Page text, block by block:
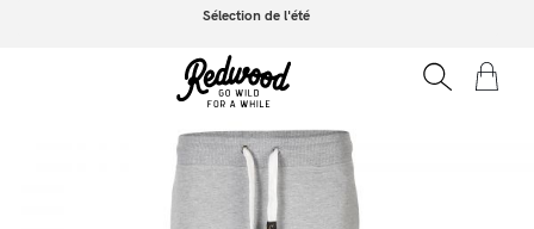
Sélection de l'été